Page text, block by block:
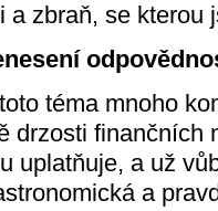
zbraň, se kterou
téma mnoho
drzosti finančních
uplatňuje, a už
a